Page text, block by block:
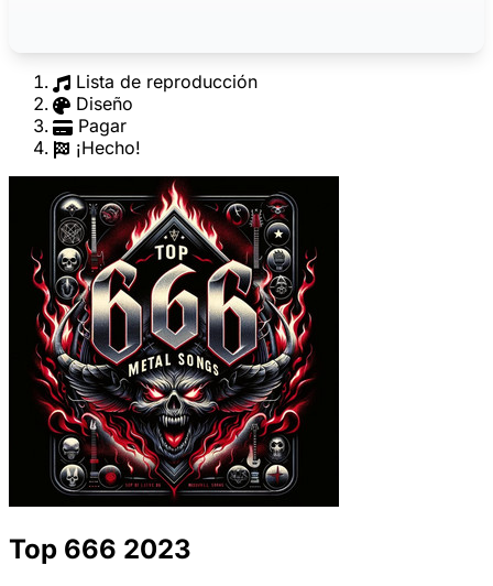
Lista de reproducción
Diseño
Pagar
¡Hecho!
Top 666 2023